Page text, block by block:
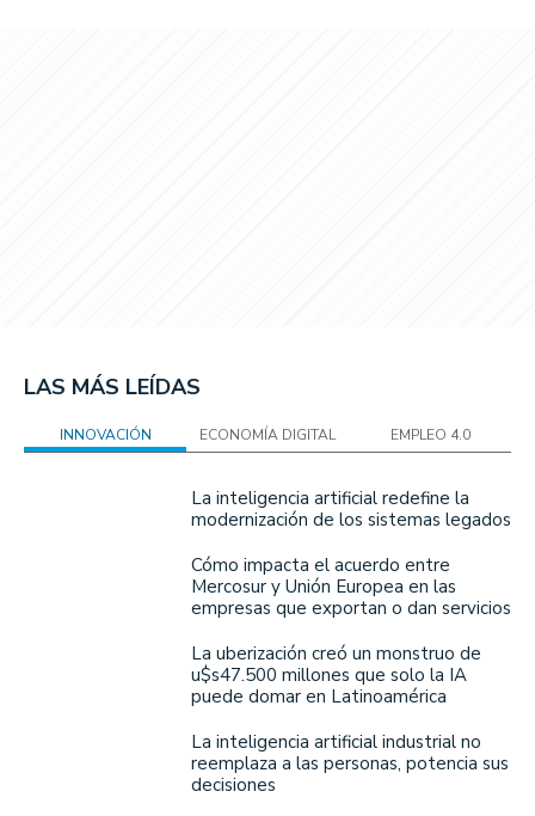
LAS MÁS LEÍDAS
INNOVACIÓN ECONOMÍA DIGITAL EMPLEO 4.0
La inteligencia artificial redefine la
modernización de los sistemas legados
Cómo impacta el acuerdo entre
Mercosur y Unión Europea en las
empresas que exportan o dan servicios
La uberización creó un monstruo de
u$s47.500 millones que solo la IA
puede domar en Latinoamérica
La inteligencia artificial industrial no
reemplaza a las personas, potencia sus
decisiones